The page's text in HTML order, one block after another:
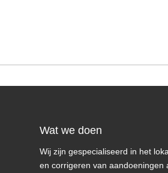
Wat we doen
Wij zijn gespecialiseerd in het
en corrigeren van aandoeningen